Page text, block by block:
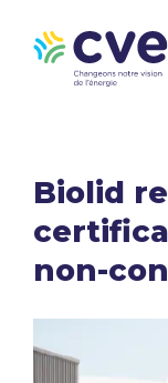
Biolid
non-